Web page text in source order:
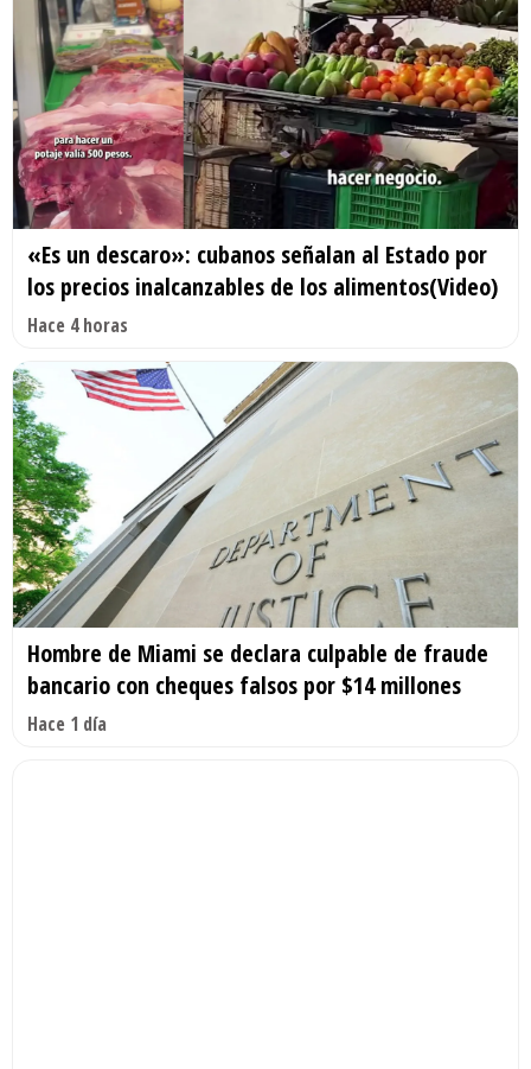
«Es un descaro»: cubanos señalan al Estado por
los precios inalcanzables de los alimentos(Video)
Hace 4 horas
Hombre de Miami se declara culpable de fraude
bancario con cheques falsos por $14 millones
Hace 1 día